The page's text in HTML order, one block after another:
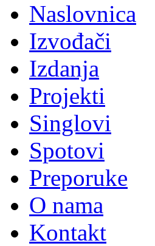
Naslovnica
Izvođači
Izdanja
Projekti
Singlovi
Spotovi
Preporuke
O nama
Kontakt